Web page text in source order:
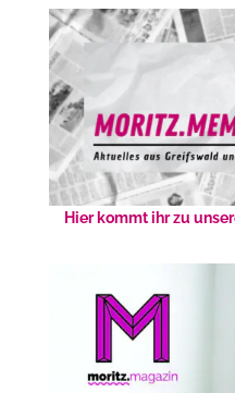
Hier kommt ihr zu